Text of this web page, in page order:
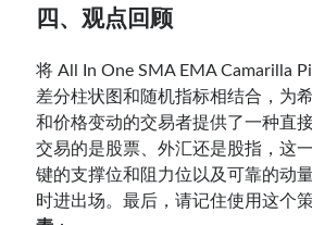
四、观点回顾
将 All In One SMA EMA Camarilla
差分柱状图和随机指标相结合，为
和价格变动的交易者提供了一种直
交易的是股票、外汇还是股指，这
键的支撑位和阻力位以及可靠的动
时进出场。最后，请记住使用这个